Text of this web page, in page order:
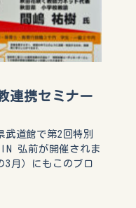
連携セミナー
道館で第2回特別
弘前が開催されま
3月）にもこのブロ